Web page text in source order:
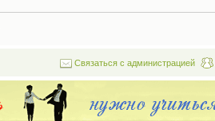
Связаться с администрацией